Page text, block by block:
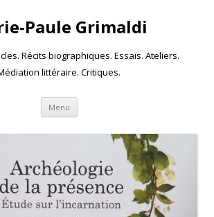
Paule Grimaldi
Récits biographiques. Essais. Ateliers.
littéraire. Critiques.
Menu Skip to content